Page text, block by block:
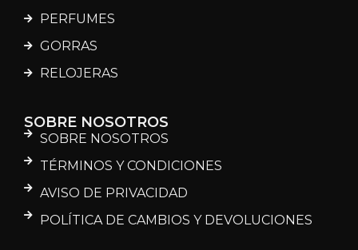
PERFUMES
GORRAS
RELOJERAS
SOBRE NOSOTROS
SOBRE NOSOTROS
TÉRMINOS Y CONDICIONES
AVISO DE PRIVACIDAD
POLÍTICA DE CAMBIOS Y DEVOLUCIONES